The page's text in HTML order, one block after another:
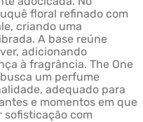
floral refinado com
criando uma
A base reúne
adicionando
à fragrância. The One
um perfume
adequado para
e momentos em que
com